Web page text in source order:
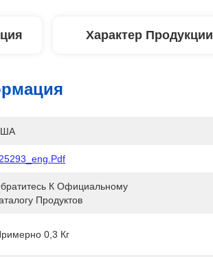
Характер Продукции
К Официальному
Продуктов
0,3 Кг